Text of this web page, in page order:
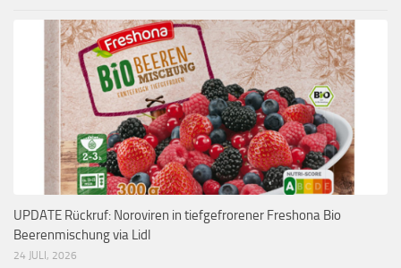
UPDATE Rückruf: Noroviren in tiefgefrorener Freshona Bio
Beerenmischung via Lidl
24 JULI, 2026